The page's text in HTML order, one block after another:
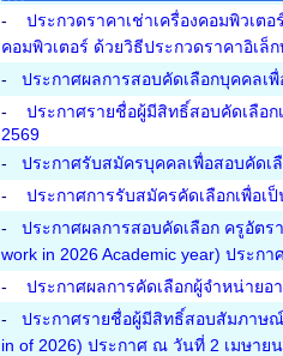
-
ประกวดราคาเช่าเครื่องคอมพิวเ
คอมพิวเตอร์ ด้วยวิธีประกวดราคาอิเ
-
ประกาศผลการสอบคัดเลือกบุคคลเ
-
ประกาศรายชื่อผู้มีสิทธิ์สอบคัดเลือ
2569
-
ประกาศรับสมัครบุคคลเพื่อสอบคัดเ
-
ประกาศการรับสมัครคัดเลือกเพื่อ
-
ประกาศผลการสอบคัดเลือก ครูอัตร
work in 2026 Academic year) ประก
-
ประกาศผลการคัดเลือกผู้จำหน่ายอ
-
ประกาศรายชื่อผู้มีสิทธิ์สอบสัมภาษณ์
in of 2026) ประกาศ ณ วันที่ 2 เมษาย